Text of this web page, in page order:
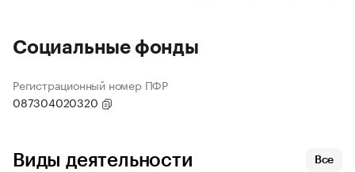
Социальные фонды
Регистрационный номер ПФР
087304020320
Виды деятельности Все